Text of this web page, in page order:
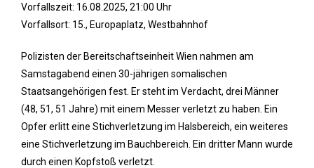
Vorfallszeit: 16.08.2025, 21:00 Uhr
Vorfallsort: 15., Europaplatz, Westbahnhof
Polizisten der Bereitschaftseinheit Wien nahmen am
Samstagabend einen 30-jährigen somalischen
Staatsangehörigen fest. Er steht im Verdacht, drei Männer
(48, 51, 51 Jahre) mit einem Messer verletzt zu haben. Ein
Opfer erlitt eine Stichverletzung im Halsbereich, ein weiteres
eine Stichverletzung im Bauchbereich. Ein dritter Mann wurde
durch einen Kopfstoß verletzt.